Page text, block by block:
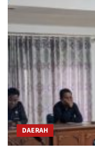
DAERAH